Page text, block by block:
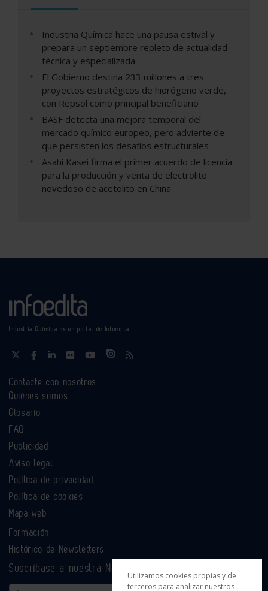
Industria Química hace una pausa estival y
prepara un septiembre repleto de actualidad
técnica y especializada
El Gobierno destina 233 millones a tres
proyectos estratégicos de hidrógeno verde,
con Repsol como principal beneficiario
BASF detecta una mejora temporal del
mercado químico europeo, pero advierte de
que persisten los desafíos estructurales
Asahi Kasei firma el primer acuerdo de licencia
para la producción y venta de electrolito
novedoso de acetolito en China
Industria Química es un portal de Infoedita
Contacte con nosotros
Quiénes somos
Glosario
FAQ
Publicidad
Aviso legal
Política de privacidad
Política de cookies
Mapa web
Formación
Histórico de Newsletters
Suscríbase a nuestra Newsletter
Utilizamos cookies propias y de
terceros para analizar nuestros